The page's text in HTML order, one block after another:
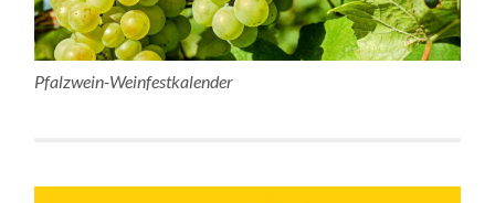
Pfalzwein-Weinfestkalender